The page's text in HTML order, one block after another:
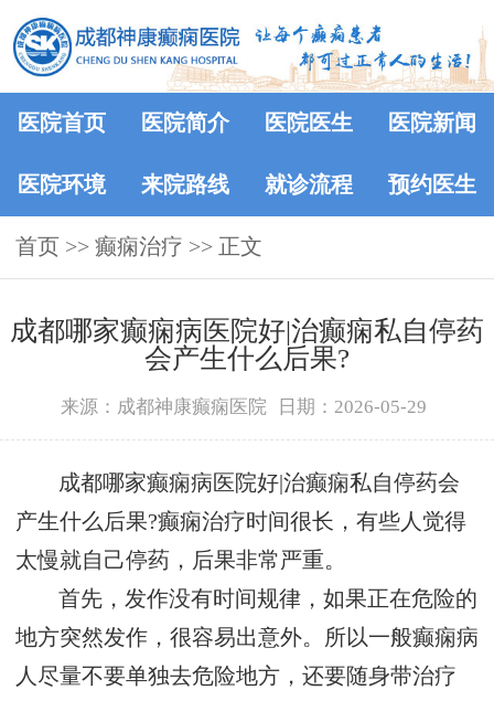
医院首页 医院简介 医院医生 医院新闻
医院环境 来院路线 就诊流程 预约医生
首页 >> 癫痫治疗 >> 正文
成都哪家癫痫病医院好|治癫痫私自停药
会产生什么后果?
来源：成都神康癫痫医院 日期：2026-05-29
成都哪家癫痫病医院好|治癫痫私自停药会
产生什么后果?癫痫治疗时间很长，有些人觉得
太慢就自己停药，后果非常严重。
首先，发作没有时间规律，如果正在危险的
地方突然发作，很容易出意外。所以一般癫痫病
人尽量不要单独去危险地方，还要随身带治疗